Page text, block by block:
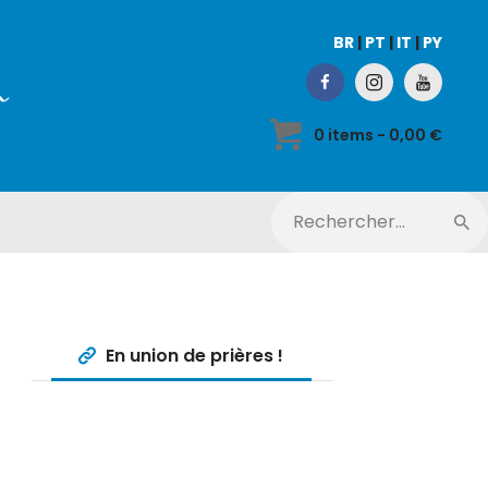
BR | PT | IT | PY
0 items - 0,00 €
En union de prières !